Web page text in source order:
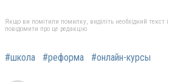
Якщо ви помітили помилку, виділіть необхідний текст
повідомити про це редакцію
#школа #реформа #онлайн-курсы